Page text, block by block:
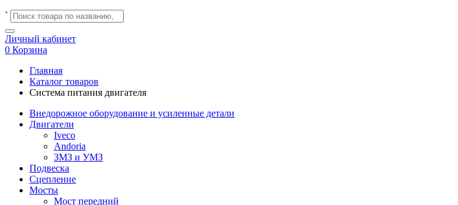
`
Личный кабинет
0 Корзина
Главная
Каталог товаров
Система питания двигателя
Внедорожное оборудование и усиленные детали
Двигатели
Iveco
Andoria
ЗМЗ и УМЗ
Подвеска
Сцепление
Мосты
Мост передний